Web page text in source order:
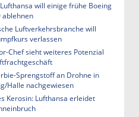
will einige frühe Boeing
ablehnen
Luftverkehrsbranche will
verlassen
Chef sieht weiteres Potenzial
Sprengstoff an Drohne in
Halle nachgewiesen
Kerosin: Lufthansa erleidet